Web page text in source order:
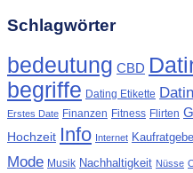
Schlagwörter
bedeutung CBD
begriffe Dating Etikette
Erstes Date Finanzen Fitness Flirten
Hochzeit Info Internet
Mode Musik Nachhaltigkeit Nüsse